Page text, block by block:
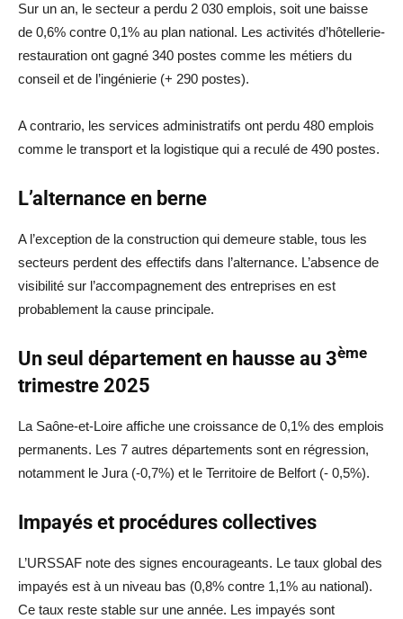
Sur un an, le secteur a perdu 2 030 emplois, soit une baisse
de 0,6% contre 0,1% au plan national. Les activités d’hôtellerie-
restauration ont gagné 340 postes comme les métiers du
conseil et de l’ingénierie (+ 290 postes).
A contrario, les services administratifs ont perdu 480 emplois
comme le transport et la logistique qui a reculé de 490 postes.
L’alternance en berne
A l’exception de la construction qui demeure stable, tous les
secteurs perdent des effectifs dans l’alternance. L’absence de
visibilité sur l’accompagnement des entreprises en est
probablement la cause principale.
Un seul département en hausse au 3ème
trimestre 2025
La Saône-et-Loire affiche une croissance de 0,1% des emplois
permanents. Les 7 autres départements sont en régression,
notamment le Jura (-0,7%) et le Territoire de Belfort (- 0,5%).
Impayés et procédures collectives
L’URSSAF note des signes encourageants. Le taux global des
impayés est à un niveau bas (0,8% contre 1,1% au national).
Ce taux reste stable sur une année. Les impayés sont